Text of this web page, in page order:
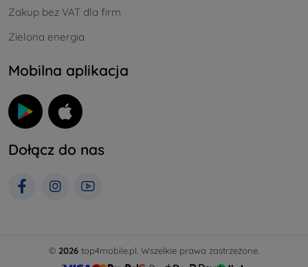
Zakup bez VAT dla firm
Zielona energia
Mobilna aplikacja
Dołącz do nas
© 2026 top4mobile.pl. Wszelkie prawa zastrzeżone.